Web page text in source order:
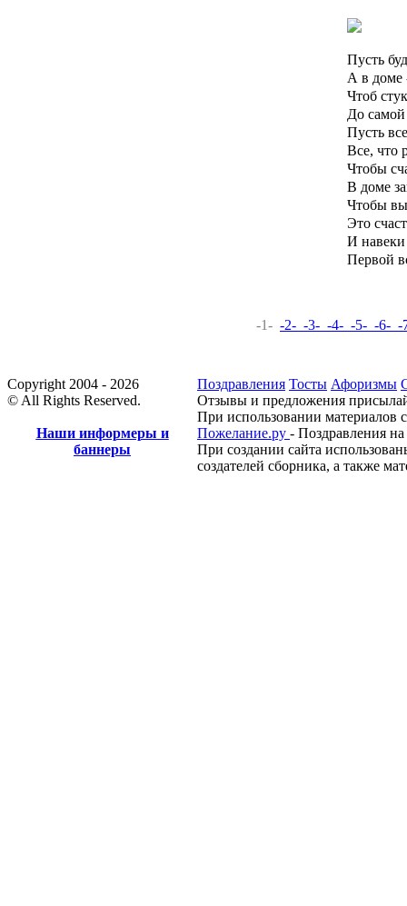
Пусть
А в доме
Чтоб
До самой
Пусть
Все, что
Чтобы
В доме
Чтобы
Это
И
Первой
-1- -2- -3- -4- -5- -6- -
Copyright 2004 - 2026
© All Rights Reserved.
Наши информеры и
баннеры
Поздравления Тосты Афоризмы
Отзывы и предложения
При использовании материалов
Пожелание.ру - Поздравления на
При создании сайта
создателей сборника, а также